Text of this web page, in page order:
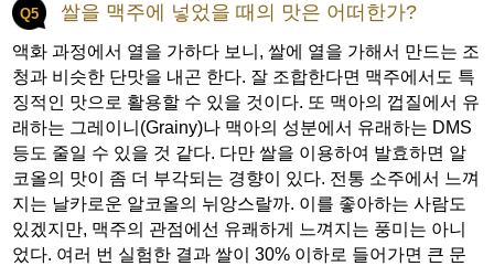
Q5 쌀을 맥주에 넣었을 때의 맛은 어떠한가?
액화 과정에서 열을 가하다 보니, 쌀에 열을 가해서 만드는 조
청과 비슷한 단맛을 내곤 한다. 잘 조합한다면 맥주에서도 특
징적인 맛으로 활용할 수 있을 것이다. 또 맥아의 껍질에서 유
래하는 그레이니(Grainy)나 맥아의 성분에서 유래하는 DMS
등도 줄일 수 있을 것 같다. 다만 쌀을 이용하여 발효하면 알
코올의 맛이 좀 더 부각되는 경향이 있다. 전통 소주에서 느껴
지는 날카로운 알코올의 뉘앙스랄까. 이를 좋아하는 사람도
있겠지만, 맥주의 관점에선 유쾌하게 느껴지는 풍미는 아니
었다. 여러 번 실험한 결과 쌀이 30% 이하로 들어가면 큰 문